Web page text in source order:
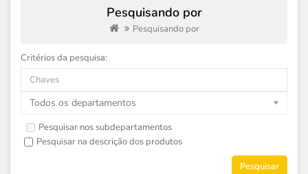
Pesquisando por
Pesquisando por
Critérios da pesquisa:
Todos os departamentos
Pesquisar nos subdepartamentos
Pesquisar na descrição dos produtos